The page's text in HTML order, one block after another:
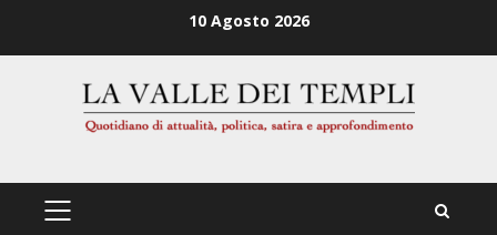
10 Agosto 2026
PRIMÄRES